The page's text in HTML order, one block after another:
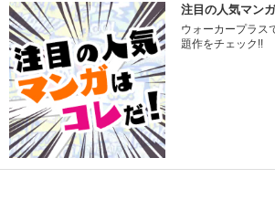
注目の人気マン
ウォーカープラス
題作をチェック!!